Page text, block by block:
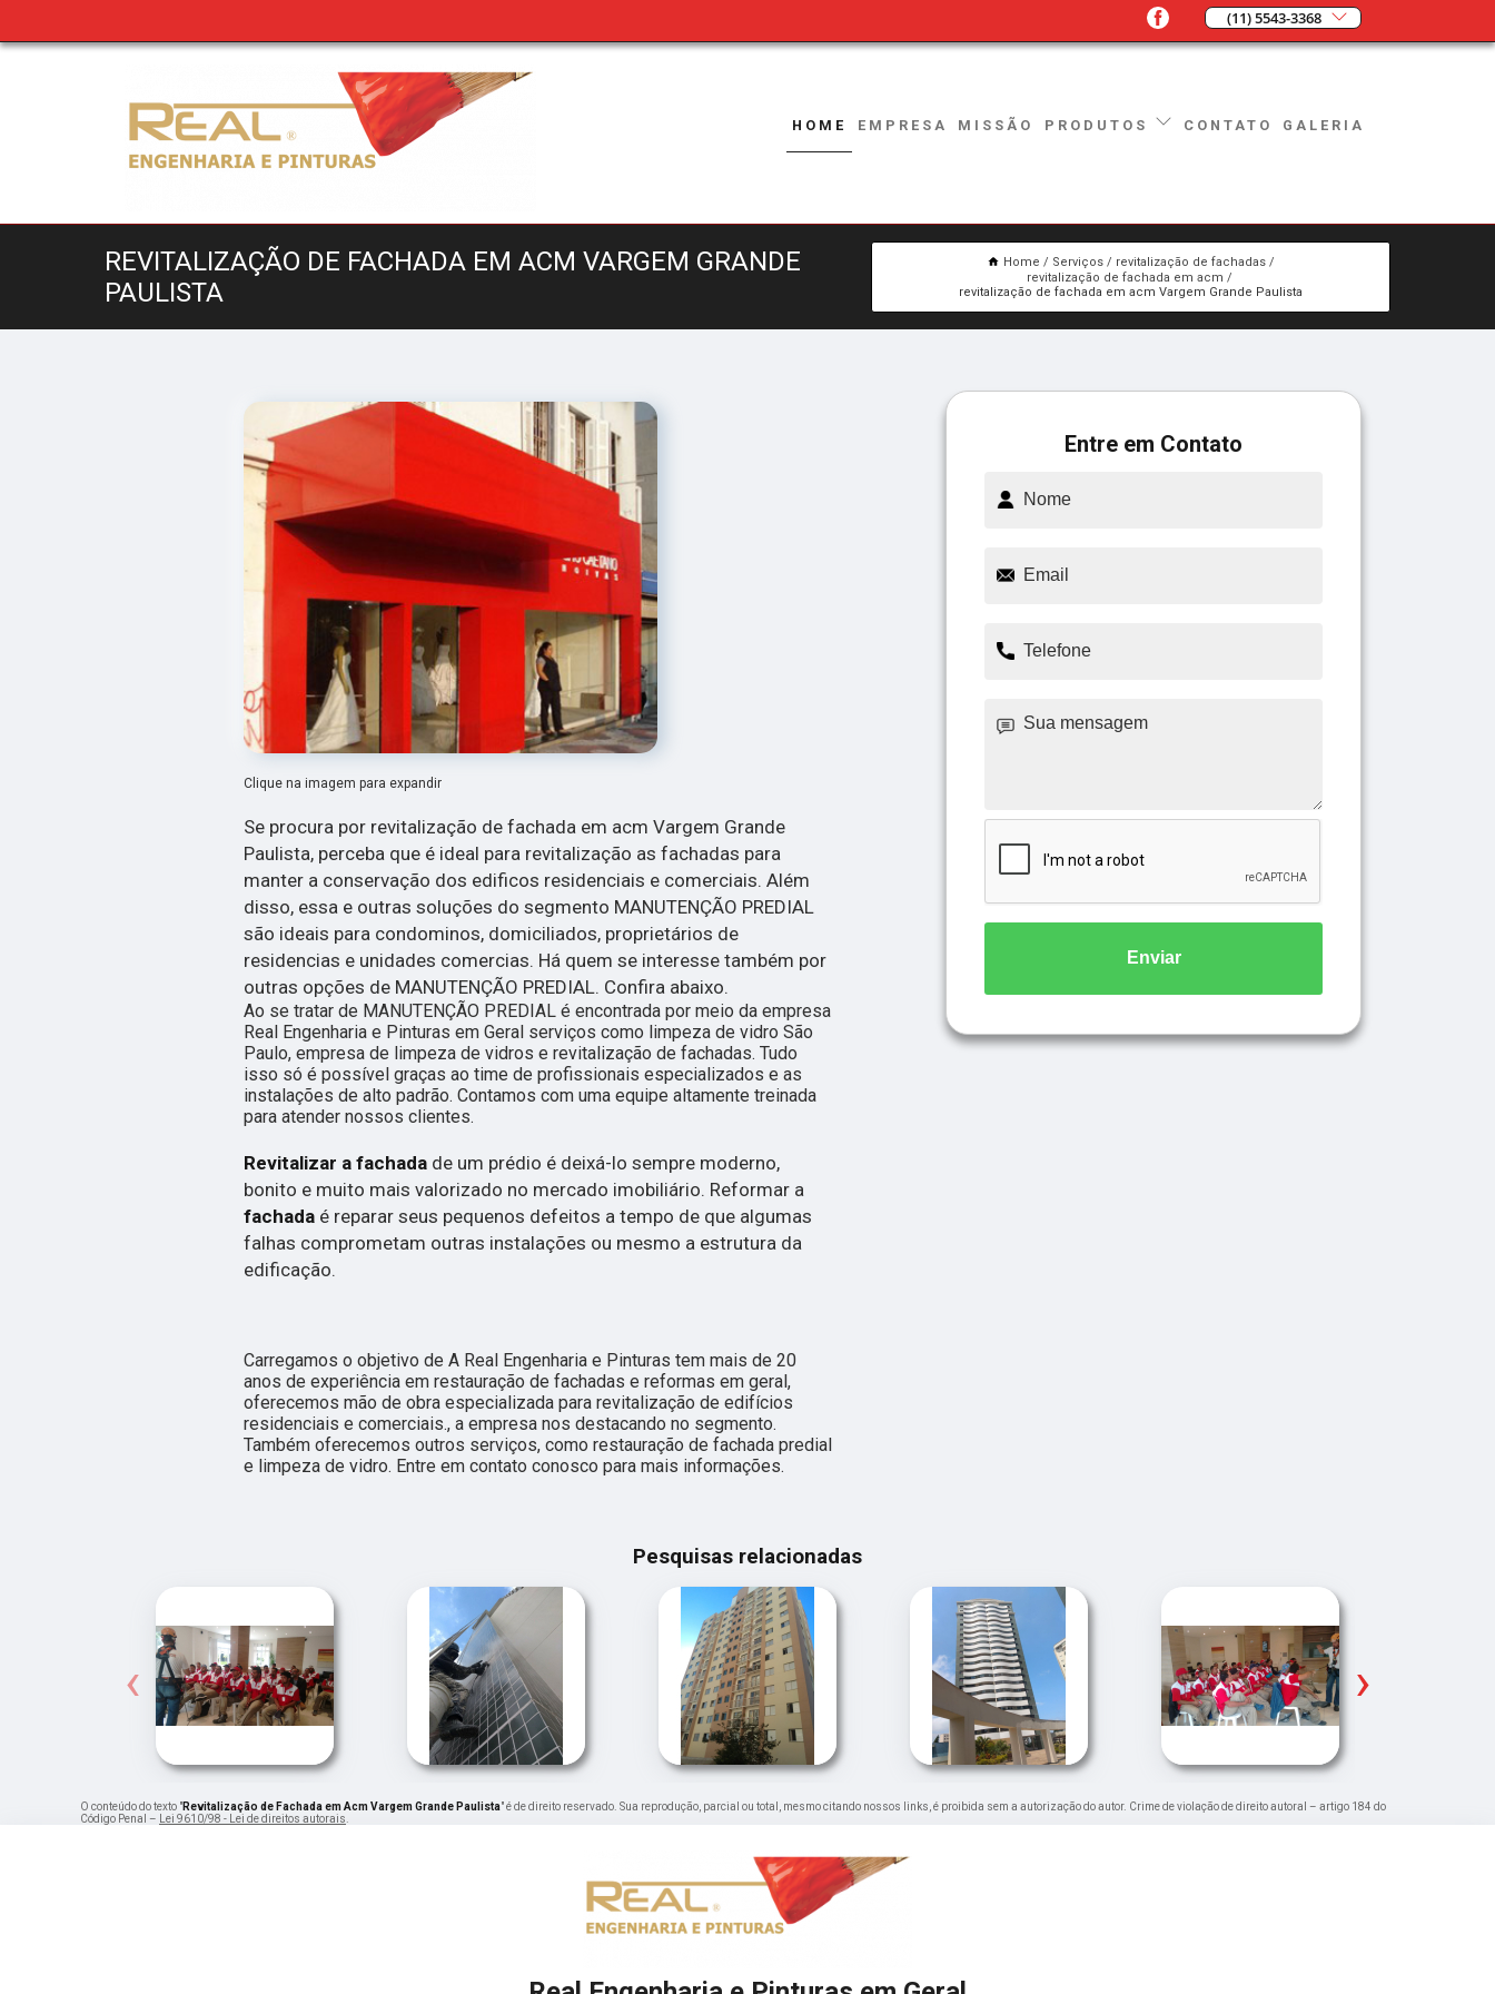
(11) 5543-3368
HOME EMPRESA MISSÃO PRODUTOS CONTATO GALERIA
REVITALIZAÇÃO DE FACHADA EM ACM VARGEM GRANDE
PAULISTA
Home Serviços
revitalização de fachadas
revitalização de fachada em acm
revitalização de fachada em acm Vargem Grande Paulista
Clique na imagem para expandir
Se procura por revitalização de fachada em acm Vargem Grande
Paulista, perceba que é ideal para revitalização as fachadas para
manter a conservação dos edificos residenciais e comerciais. Além
disso, essa e outras soluções do segmento MANUTENÇÃO PREDIAL
são ideais para condominos, domiciliados, proprietários de
residencias e unidades comercias. Há quem se interesse também por
outras opções de MANUTENÇÃO PREDIAL. Confira abaixo.
Ao se tratar de MANUTENÇÃO PREDIAL é encontrada por meio da empresa
Real Engenharia e Pinturas em Geral serviços como limpeza de vidro São
Paulo, empresa de limpeza de vidros e revitalização de fachadas. Tudo
isso só é possível graças ao time de profissionais especializados e as
instalações de alto padrão. Contamos com uma equipe altamente treinada
para atender nossos clientes.
Revitalizar a fachada de um prédio é deixá-lo sempre moderno,
bonito e muito mais valorizado no mercado imobiliário. Reformar a
fachada é reparar seus pequenos defeitos a tempo de que algumas
falhas comprometam outras instalações ou mesmo a estrutura da
edificação.
Carregamos o objetivo de A Real Engenharia e Pinturas tem mais de 20
anos de experiência em restauração de fachadas e reformas em geral,
oferecemos mão de obra especializada para revitalização de edifícios
residenciais e comerciais., a empresa nos destacando no segmento.
Também oferecemos outros serviços, como restauração de fachada predial
e limpeza de vidro. Entre em contato conosco para mais informações.
Entre em Contato
Enviar
Pesquisas relacionadas
‹ ›
O conteúdo do texto "Revitalização de Fachada em Acm Vargem Grande Paulista" é de direito reservado. Sua reprodução, parcial ou total, mesmo citando nossos links, é proibida sem a autorização do autor. Crime de violação de direito autoral – artigo 184 do
Código Penal – Lei 9610/98 - Lei de direitos autorais.